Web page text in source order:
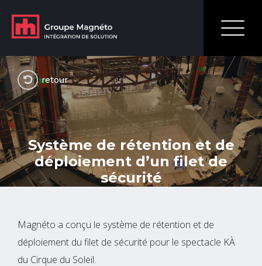
Système de rétention et de
déploiement d’un filet de
sécurité
retour
Magnéto a conçu le système de rétention et de
déploiement du filet de sécurité pour le spectacle KÀ
du Cirque du Soleil.